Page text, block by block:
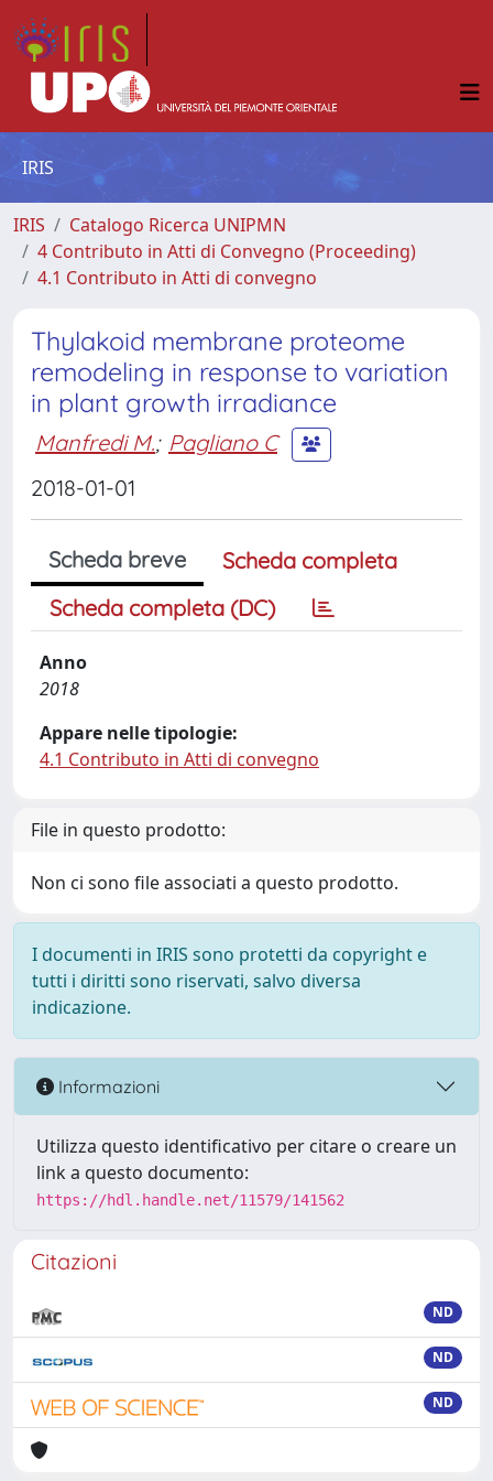
IRIS
IRIS
Catalogo Ricerca UNIPMN
4 Contributo in Atti di Convegno (Proceeding)
4.1 Contributo in Atti di convegno
Thylakoid membrane proteome
remodeling in response to variation
in plant growth irradiance
Manfredi M.; Pagliano C
2018-01-01
Scheda breve
Scheda completa
Scheda completa (DC)
Anno
2018
Appare nelle tipologie:
4.1 Contributo in Atti di convegno
File in questo prodotto:
Non ci sono file associati a questo prodotto.
I documenti in IRIS sono protetti da copyright e
tutti i diritti sono riservati, salvo diversa
indicazione.
Informazioni
Utilizza questo identificativo per citare o creare un
link a questo documento:
https://hdl.handle.net/11579/141562
Citazioni
ND
ND
ND